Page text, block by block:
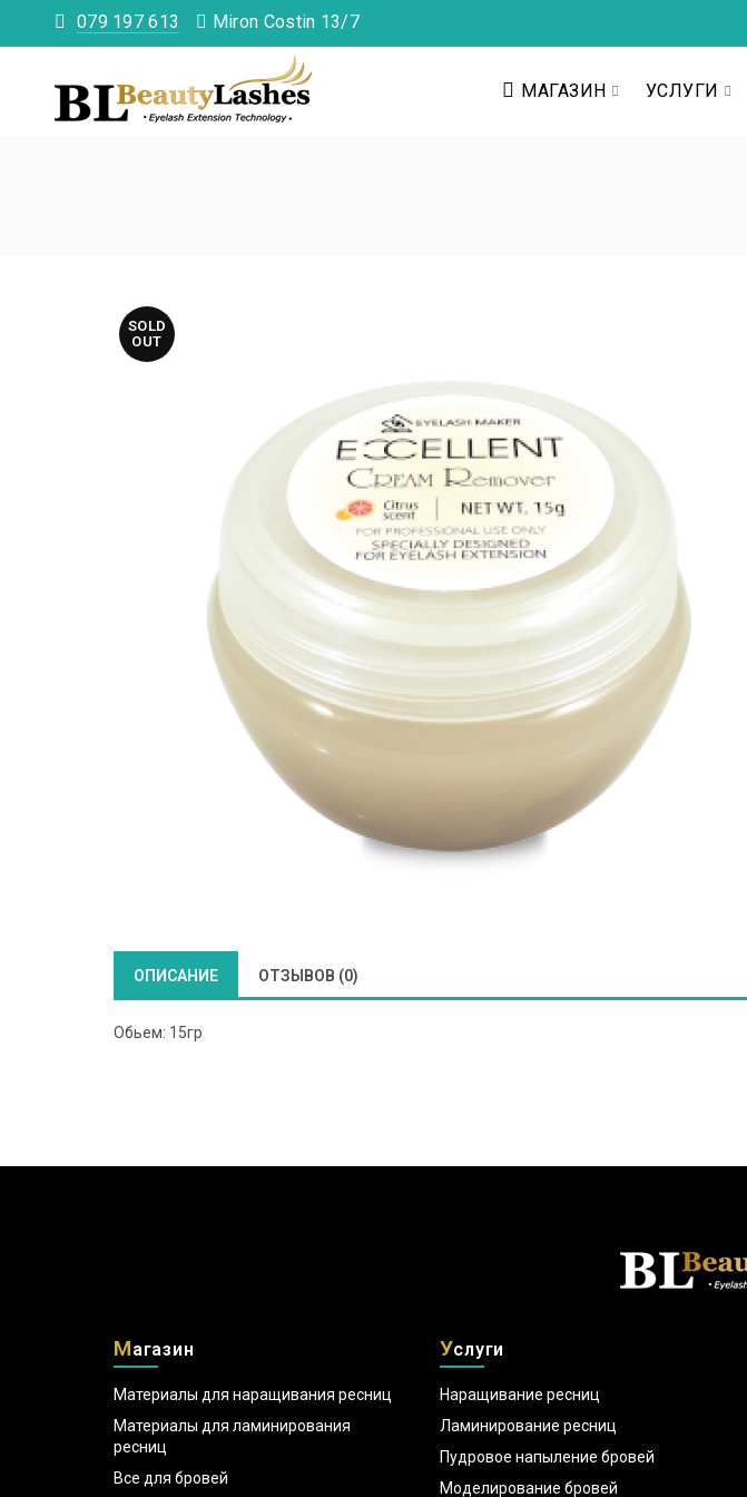
079 197 613 Miron Costin 13/7
МАГАЗИН УСЛУГИ
SOLD
OUT
ОПИСАНИЕ ОТЗЫВОВ (0)
Обьем: 15гр
Магазин
Материалы для наращивания ресниц
Материалы для ламинирования
ресниц
Все для бровей
Услуги
Наращивание ресниц
Ламинирование ресниц
Пудровое напыление бровей
Моделирование бровей